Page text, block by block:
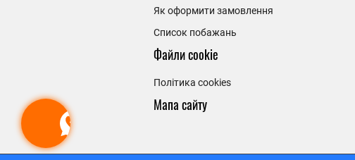
Як оформити замовлення
Список побажань
Файли cookie
Політика cookies
Мапа сайту